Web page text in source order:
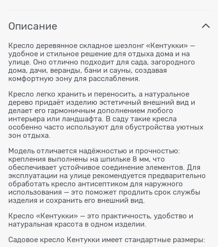
Описание
Кресло деревянное складное шезлонг «Кентукки» —
удобное и стильное решение для отдыха дома и на
улице. Оно отлично подходит для сада, загородного
дома, дачи, веранды, бани и сауны, создавая
комфортную зону для расслабления.
Кресло легко хранить и переносить, а натуральное
дерево придаёт изделию эстетичный внешний вид и
делает его гармоничным дополнением любого
интерьера или ландшафта. В саду такие кресла
особенно часто используют для обустройства уютных
зон отдыха.
Модель отличается надёжностью и прочностью:
крепления выполнены на шпильке 8 мм, что
обеспечивает устойчивое соединение элементов. Для
эксплуатации на улице рекомендуется предварительно
обработать кресло антисептиком для наружного
использования — это поможет продлить срок службы
изделия и сохранить его внешний вид.
Кресло «Кентукки» — это практичность, удобство и
натуральная красота в одном изделии.
Садовое кресло Кентукки имеет стандартные размеры: